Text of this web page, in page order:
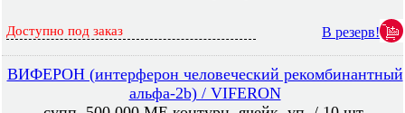
Доступно под заказ В резерв!
ВИФЕРОН (интерферон человеческий рекомбинантный
альфа-2b) / VIFERON